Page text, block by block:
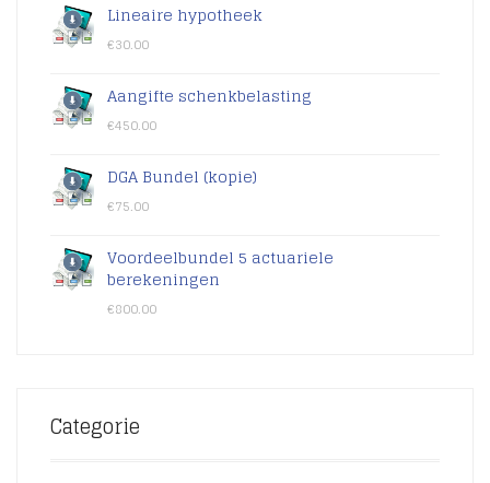
Lineaire hypotheek
€30.00
Aangifte schenkbelasting
€450.00
DGA Bundel (kopie)
€75.00
Voordeelbundel 5 actuariele
berekeningen
€800.00
Categorie